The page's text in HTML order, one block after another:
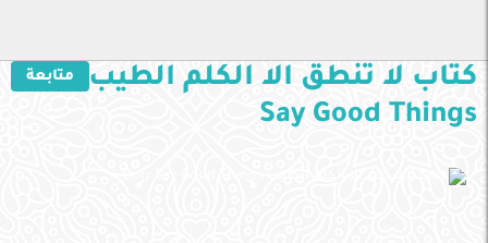
كتاب لا تنطق الا الكلم الطيب Only
Say Good Things
متابعة